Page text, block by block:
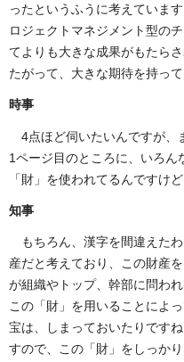
ったというふうに考えていま
ロジェクトマネジメント型の
てよりも大きな成果がもたら
たがって、大きな期待を持っ
時事
4点ほど伺いたいんですが、
1ページ目のところに、いろ
「財」を使われてるんですけ
知事
もちろん、漢字を間違えた
産だと考えており、この財産
が組織やトップ、幹部に問わ
この「財」を用いることによ
宝は、しまっておいたりです
すので、この「財」をしっか